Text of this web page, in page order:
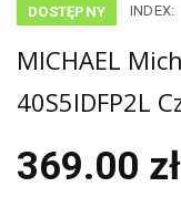
DOSTĘPNY INDEX:
MICHAEL
40S5IDFP2L
369.00 zł